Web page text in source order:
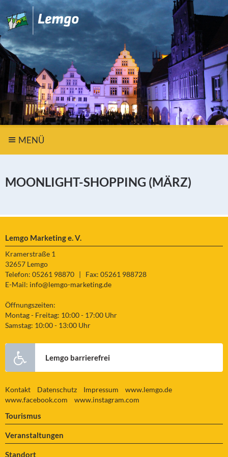
MENÜ
MOONLIGHT-SHOPPING (MÄRZ)
Lemgo Marketing e. V.
Kramerstraße 1
32657 Lemgo
Telefon: 05261 98870
Fax: 05261 988728
E-Mail: info@lemgo-marketing.de
Öffnungszeiten:
Montag - Freitag: 10:00 - 17:00 Uhr
Samstag: 10:00 - 13:00 Uhr
Lemgo barrierefrei
Kontakt Datenschutz Impressum
www.lemgo.de
www.facebook.com
www.instagram.com
Tourismus
Veranstaltungen
Standort